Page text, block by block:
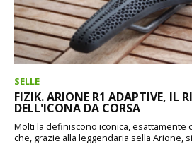
SELLE
FIZIK. ARIONE R1 ADAPTIVE, IL
DELL'ICONA DA CORSA
Molti la definiscono iconica, esattamente
che, grazie alla leggendaria sella Arione,